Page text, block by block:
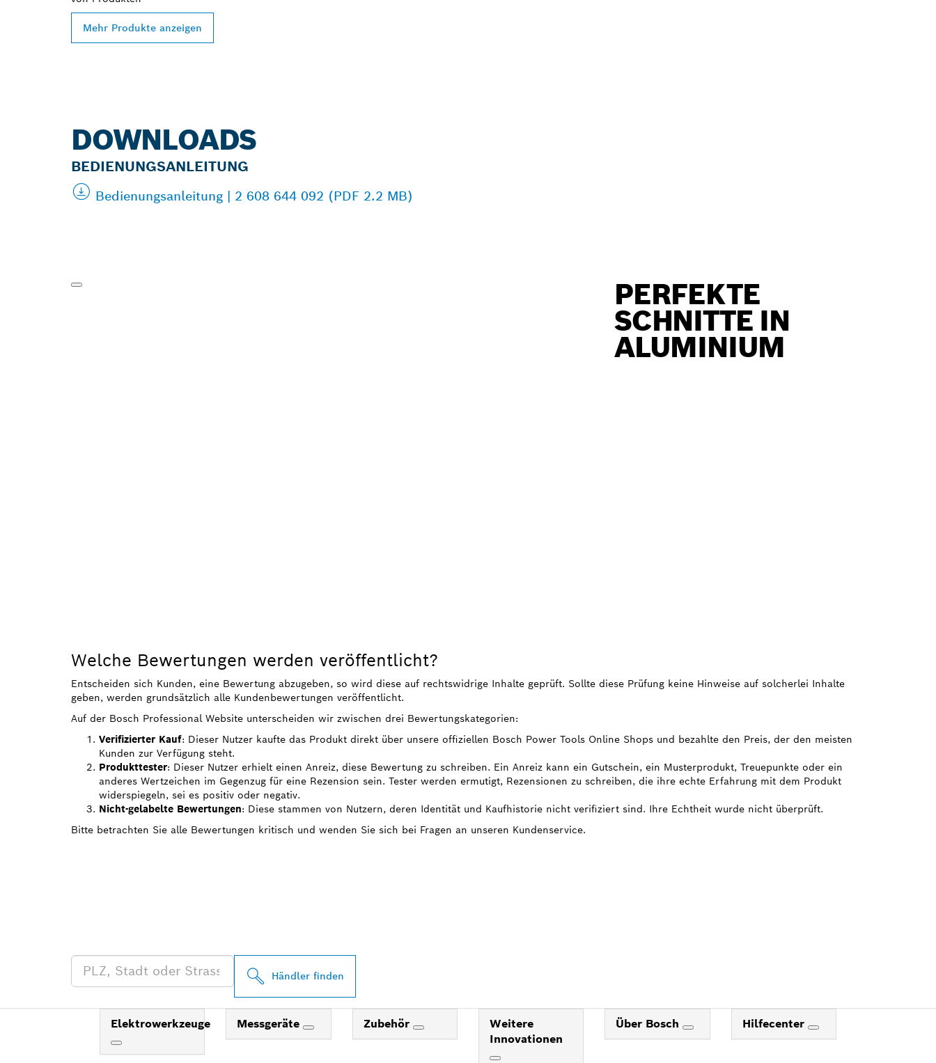
Mehr Produkte anzeigen
DOWNLOADS
BEDIENUNGSANLEITUNG
Bedienungsanleitung | 2 608 644 092 (PDF 2.2 MB)
PERFEKTE
SCHNITTE IN
ALUMINIUM
Welche Bewertungen werden veröffentlicht?
Entscheiden sich Kunden, eine Bewertung abzugeben, so wird diese auf rechtswidrige Inhalte geprüft. Sollte diese Prüfung keine Hinweise auf solcherlei Inhalte
geben, werden grundsätzlich alle Kundenbewertungen veröffentlicht.
Auf der Bosch Professional Website unterscheiden wir zwischen drei Bewertungskategorien:
Verifizierter Kauf: Dieser Nutzer kaufte das Produkt direkt über unsere offiziellen Bosch Power Tools Online Shops und bezahlte den Preis, der den meisten
Kunden zur Verfügung steht.
Produkttester: Dieser Nutzer erhielt einen Anreiz, diese Bewertung zu schreiben. Ein Anreiz kann ein Gutschein, ein Musterprodukt, Treuepunkte oder ein
anderes Wertzeichen im Gegenzug für eine Rezension sein. Tester werden ermutigt, Rezensionen zu schreiben, die ihre echte Erfahrung mit dem Produkt
widerspiegeln, sei es positiv oder negativ.
Nicht-gelabelte Bewertungen: Diese stammen von Nutzern, deren Identität und Kaufhistorie nicht verifiziert sind. Ihre Echtheit wurde nicht überprüft.
Bitte betrachten Sie alle Bewertungen kritisch und wenden Sie sich bei Fragen an unseren Kundenservice.
Händler finden
Elektrowerkzeuge Messgeräte Zubehör
Weitere
Innovationen
Über Bosch Hilfecenter